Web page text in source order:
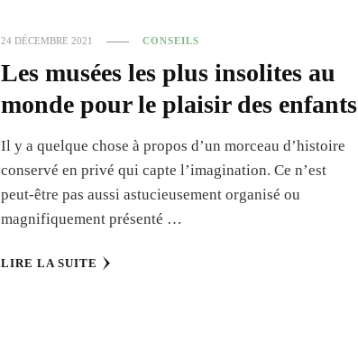
24 DÉCEMBRE 2021 CONSEILS
Les musées les plus insolites au
monde pour le plaisir des enfants
Il y a quelque chose à propos d’un morceau d’histoire
conservé en privé qui capte l’imagination. Ce n’est
peut-être pas aussi astucieusement organisé ou
magnifiquement présenté …
LIRE LA SUITE